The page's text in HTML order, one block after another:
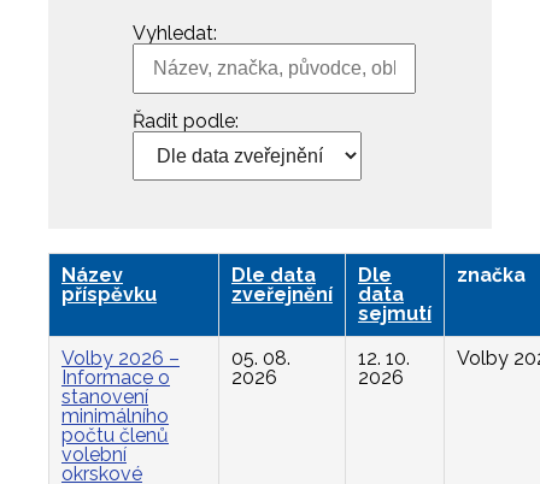
Vyhledat:
Řadit podle:
Název
příspěvku
Dle data
zveřejnění
Dle
data
sejmutí
značka
Volby 2026 –
Informace o
stanovení
minimálního
počtu členů
volební
okrskové
05. 08.
2026
12. 10.
2026
Volby